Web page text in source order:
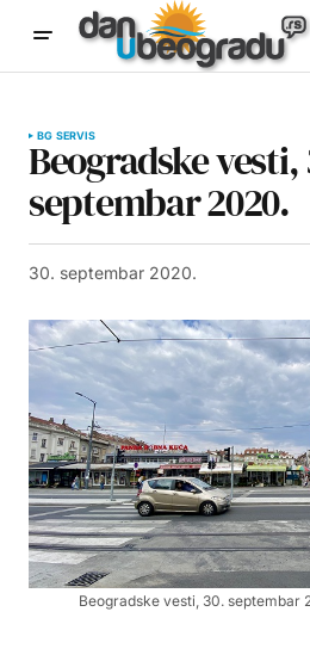
BG SERVIS
Beogradske vesti,
septembar 2020.
30. septembar 2020.
Beogradske vesti, 30. septembar